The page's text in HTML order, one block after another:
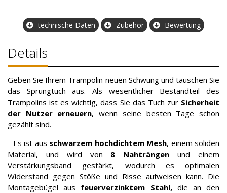
technische Daten Zubehör Bewertung
Details
Geben Sie Ihrem Trampolin neuen Schwung und tauschen Sie
das Sprungtuch aus. Als wesentlicher Bestandteil des
Trampolins ist es wichtig, dass Sie das Tuch zurSicherheit
der Nutzer erneuern, wenn seine besten Tage schon
gezählt sind.
- Es ist aus schwarzem hochdichtem Mesh, einem soliden
Material, und wird von 8 Nahträngen und einem
Verstärkungsband gestärkt, wodurch es optimalen
Widerstand gegen Stöße und Risse aufweisen kann. Die
Montagebügel aus feuerverzinktem Stahl, die an den